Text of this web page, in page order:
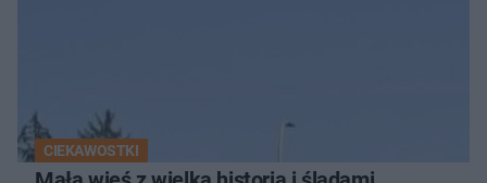
CIEKAWOSTKI